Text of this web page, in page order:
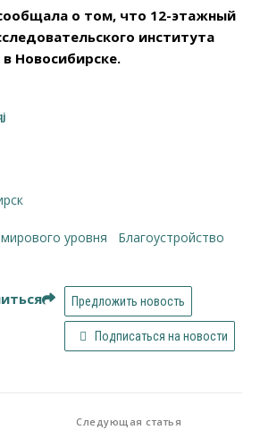
о том, что 12-этажный
института
в Новосибирске.
мирового уровня благоустройство
Предложить новость
Подписаться на новости
Следующая статья